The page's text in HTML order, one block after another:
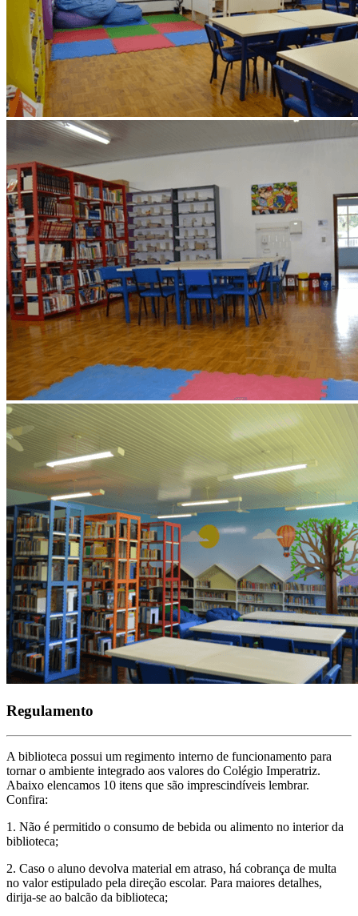
Regulamento
A biblioteca possui um regimento interno de funcionamento para
tornar o ambiente integrado aos valores do Colégio Imperatriz.
Abaixo elencamos 10 itens que são imprescindíveis lembrar.
Confira:
1. Não é permitido o consumo de bebida ou alimento no interior da
biblioteca;
2. Caso o aluno devolva material em atraso, há cobrança de multa
no valor estipulado pela direção escolar. Para maiores detalhes,
dirija-se ao balcão da biblioteca;